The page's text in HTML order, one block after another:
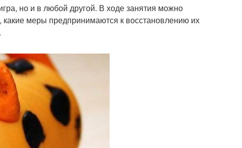
но и в любой другой. В ходе занятия можно
какие меры предпринимаются к восстановлению их